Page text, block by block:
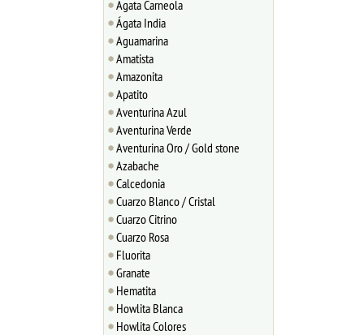
Ágata Carneola
Ágata India
Aguamarina
Amatista
Amazonita
Apatito
Aventurina Azul
Aventurina Verde
Aventurina Oro / Gold stone
Azabache
Calcedonia
Cuarzo Blanco / Cristal
Cuarzo Citrino
Cuarzo Rosa
Fluorita
Granate
Hematita
Howlita Blanca
Howlita Colores